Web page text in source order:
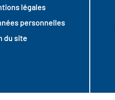
légales
personnelles
du site